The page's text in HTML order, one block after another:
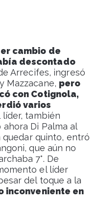
cambio de
descontado
Arrecifes, ingresó
Mazzacane, pero
con Cotignola,
varios
líder, también
Di Palma al
quinto, entró
que aún no
7°. De
el líder
del toque a la
inconveniente en